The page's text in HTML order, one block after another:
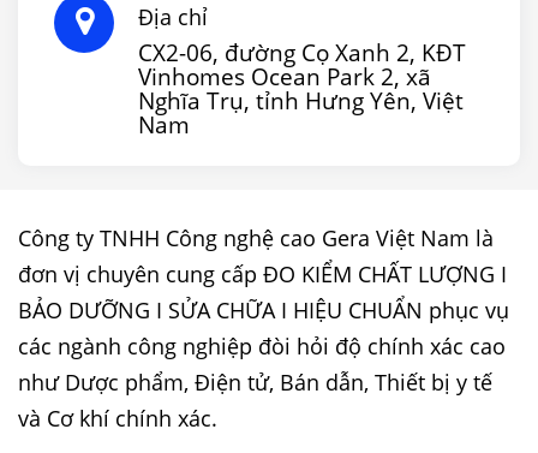
Địa chỉ
CX2-06, đường Cọ Xanh 2, KĐT
Vinhomes Ocean Park 2, xã
Nghĩa Trụ, tỉnh Hưng Yên, Việt
Nam
Công ty TNHH Công nghệ cao Gera Việt Nam là
đơn vị chuyên cung cấp ĐO KIỂM CHẤT LƯỢNG I
BẢO DƯỠNG I SỬA CHỮA I HIỆU CHUẨN phục vụ
các ngành công nghiệp đòi hỏi độ chính xác cao
như Dược phẩm, Điện tử, Bán dẫn, Thiết bị y tế
và Cơ khí chính xác.